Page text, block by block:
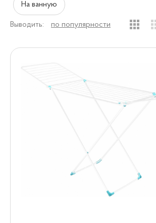
На ванную
Выводить: по популярности